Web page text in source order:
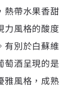
熱帶水果香甜
力風格的酸度
有別於白蘇維
萄酒呈現的是
雅風格，成熟